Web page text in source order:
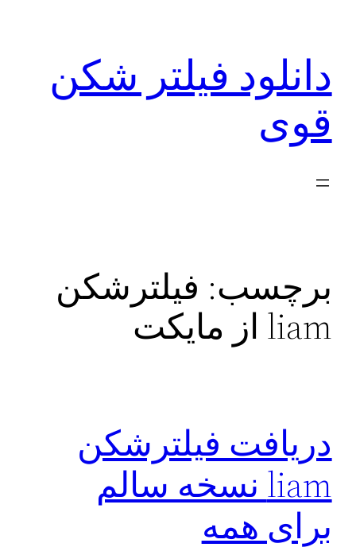
دانلود فیلتر شکن
قوی
برچسب: فیلترشکن
liam از مایکت
دريافت فیلترشکن
liam نسخه سالم
برای همه